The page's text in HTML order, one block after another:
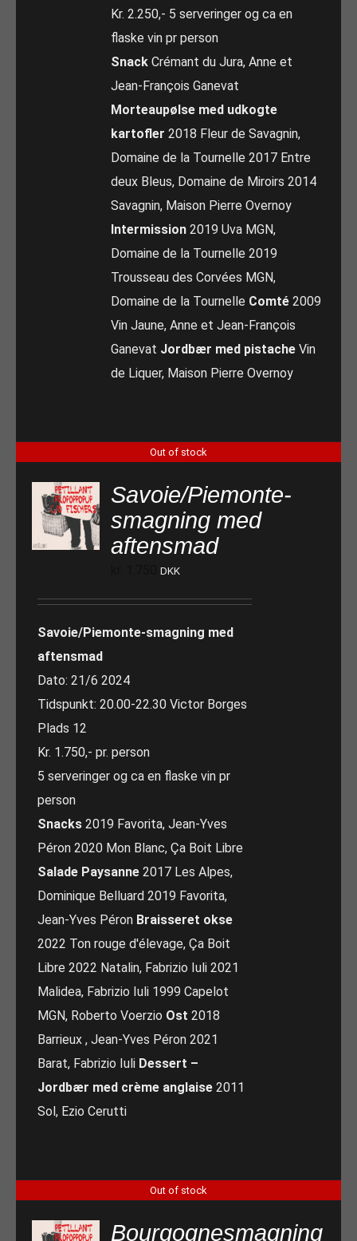
Kr. 2.250,- 5 serveringer og ca en
flaske vin pr person
SnackCrémant du Jura, Anne et
Jean-François Ganevat
Morteaupølse med udkogte
kartofler 2018 Fleur de Savagnin,
Domaine de la Tournelle 2017 Entre
deux Bleus, Domaine de Miroirs 2014
Savagnin, Maison Pierre Overnoy
Intermission 2019 Uva MGN,
Domaine de la Tournelle 2019
Trousseau des Corvées MGN,
Domaine de la Tournelle Comté 2009
Vin Jaune, Anne et Jean-François
Ganevat Jordbær med pistache Vin
de Liquer, Maison Pierre Overnoy
Out of stock
Savoie/Piemonte-
smagning med
aftensmad
DKK
Savoie/Piemonte-smagning med
aftensmad
Dato: 21/6 2024
Tidspunkt: 20.00-22.30 Victor Borges
Plads 12
Kr. 1.750,- pr. person
5 serveringer og ca en flaske vin pr
person
Snacks 2019 Favorita, Jean-Yves
Péron 2020 Mon Blanc, Ça Boit Libre
Salade Paysanne 2017 Les Alpes,
Dominique Belluard 2019 Favorita,
Jean-Yves Péron Braisseret okse
2022 Ton rouge d'élevage, Ça Boit
Libre 2022 Natalin, Fabrizio Iuli 2021
Malidea, Fabrizio Iuli 1999 Capelot
MGN, Roberto Voerzio Ost 2018
Barrieux , Jean-Yves Péron 2021
Barat, Fabrizio Iuli Dessert –
Jordbær med crème anglaise 2011
Sol, Ezio Cerutti
Out of stock
Bourgognesmagning